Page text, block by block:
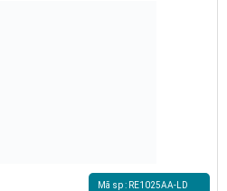
Mã sp : RE1025AA-LD